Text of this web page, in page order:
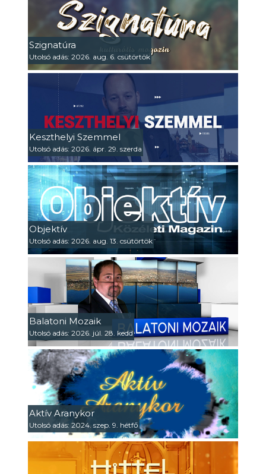
Szignatúra
Utolsó adás: 2026. aug. 6. csütörtök
Keszthelyi Szemmel
Utolsó adás: 2026. ápr. 29. szerda
Objektív
Utolsó adás: 2026. aug. 13. csütörtök
Balatoni Mozaik
Utolsó adás: 2026. júl. 28. kedd
Aktív Aranykor
Utolsó adás: 2024. szep. 9. hétfő